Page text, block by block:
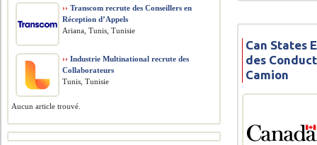
Can States
des
Camion
›› Transcom recrute des Conseillers en
Réception d’Appels
Ariana, Tunis, Tunisie
›› Industrie Multinational recrute des
Collaborateurs
Tunis, Tunisie
Aucun article trouvé.